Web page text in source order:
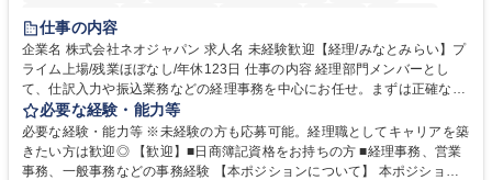
未経験者歓迎
完全週休2日制
交通費支給 駅近5分以内 土日祝休み
服装自由
寮・社宅あり
仕事の内容
企業名 株式会社ネオジャパン 求人名 未経験歓迎【経理/みなとみらい】プ
ライム上場/残業ほぼなし/年休123日 仕事の内容 経理部門メンバーとし
て、仕訳入力や振込業務などの経理事務を中心にお任せ。まずは正確な入
力・確認業務からスタートし、既存メンバーと一緒に業務を進めながら段
階的に経理知識を身につけていただきます。 【具体的には】 ■社内稟議に
基づく仕訳入力 ■月末の振込業務 ■明細作成 ■伝票処理、記帳業務 ■既存
メンバーの業務サポート 【将来的には】 ■月次決算補助 ■四半期・年次決
必要な経験・能力等
必要な経験・能力等 ※未経験の方も応募可能。経理職としてキャリアを築
きたい方は歓迎◎ 【歓迎】■日商簿記資格をお持ちの方 ■経理事務、営業
事務、一般事務などの事務経験 【本ポジションについて】 本ポジション